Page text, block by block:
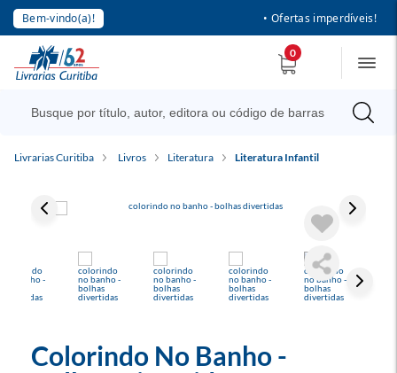
Bem-vindo(a)! • Ofertas imperdíveis!
0
Livrarias Curitiba Livros Literatura Literatura Infantil
Colorindo No Banho -